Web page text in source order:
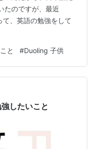
たのですが、最近
て、英語の勉強をして
と #Duoling 子供
したいこと